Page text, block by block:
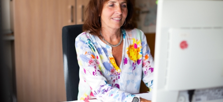
Sozialdienste & Zuweisende
Erweiterte Suche
Gebärdensprache
Leichte Sprache